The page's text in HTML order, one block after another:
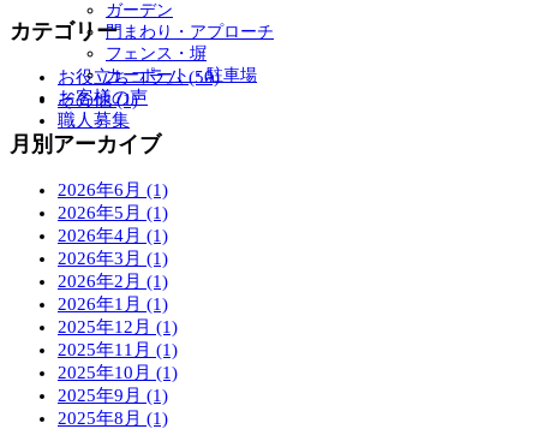
ガーデン
門まわり・アプローチ
フェンス・塀
カーポート・駐車場
お客様の声
職人募集
カテゴリー
お役立ちコラム (50)
その他 (1)
月別アーカイブ
2026年6月 (1)
2026年5月 (1)
2026年4月 (1)
2026年3月 (1)
2026年2月 (1)
2026年1月 (1)
2025年12月 (1)
2025年11月 (1)
2025年10月 (1)
2025年9月 (1)
2025年8月 (1)